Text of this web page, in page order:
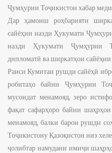
Ҷумҳурии Тоҷикистон хабар
Дар ҳамоиш роҳбарияти
сайёҳии назди Ҳукумати
назди Ҳукумати Ҷумҳурии
дипломатӣ ва ширкатҳои
Раиси Кумитаи рушди сайёҳӣ
робитаҳо байни Ҷумҳурии
мусоидат менамояд, зеро
фақат сафарҳоро байни
менамояд, балки барои рушди
Тоҷикистону Қазоқистон низ
ҷолибтар намудани имиҷи